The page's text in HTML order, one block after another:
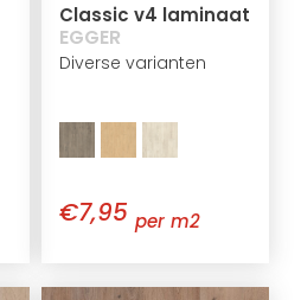
Classic v4 laminaat
EGGER
Diverse varianten
€7,95 per m2